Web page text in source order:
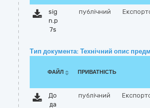
sig
n.p
7s
публічний
Тип документа: Технічний опис
ФАЙЛ ПРИВАТНІСТЬ
До
да
публічний